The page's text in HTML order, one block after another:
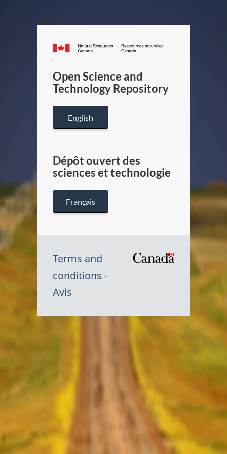
Canada.ca
/
Canada
Open Science and
Technology Repository
English
Dépôt ouvert des
sciences et technologie
Français
Terms and
conditions
Avis
Symbole
Canada